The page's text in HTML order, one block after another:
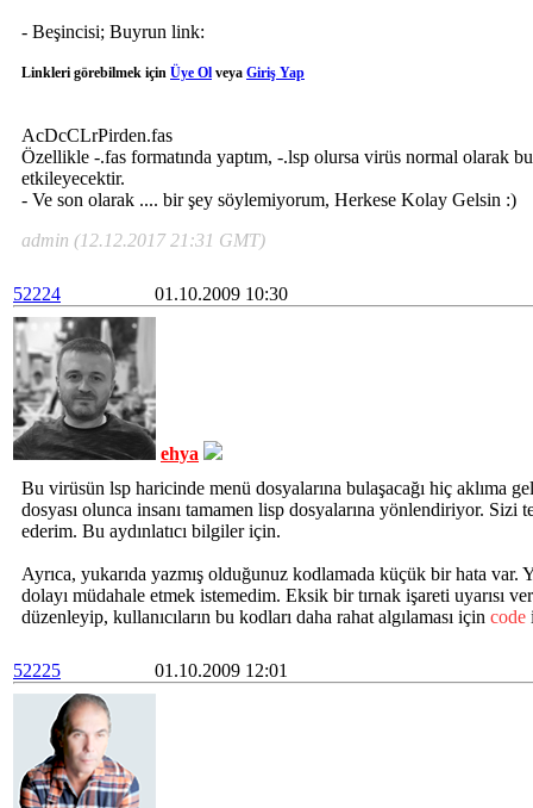
- Beşincisi; Buyrun link:
Linkleri görebilmek için Üye Ol veya Giriş Yap
AcDcCLrPirden.fas
Özellikle -.fas formatında yaptım, -.lsp olursa virüs normal olarak
etkileyecektir.
- Ve son olarak .... bir şey söylemiyorum, Herkese Kolay Gelsin :)
admin (12.12.2017 21:31 GMT)
52224 01.10.2009 10:30
ehya
Bu virüsün lsp haricinde menü dosyalarına bulaşacağı hiç aklıma
dosyası olunca insanı tamamen lisp dosyalarına yönlendiriyor. Sizi
ederim. Bu aydınlatıcı bilgiler için.
Ayrıca, yukarıda yazmış olduğunuz kodlamada küçük bir hata var.
dolayı müdahale etmek istemedim. Eksik bir tırnak işareti uyarısı
düzenleyip, kullanıcıların bu kodları daha rahat algılaması için code
52225 01.10.2009 12:01